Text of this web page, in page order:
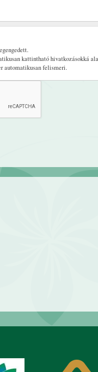
kattintható hivatkozásokká
automatikusan felismeri.